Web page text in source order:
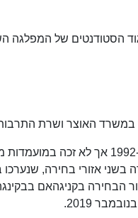
הסטודנטים של המפלגה
אזורי בחירה, שנערכו
הבחירה בקניגהאם
2019.